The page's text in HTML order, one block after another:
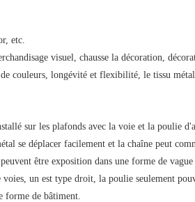
etc.
visuel, chausse la décoration,
couleurs, longévité et flexibilité, le tissu
sur les plafonds avec la voie et la poulie
se déplacer facilement et la chaîne peut
être exposition dans une forme de
un est type droit, la poulie seulement
forme de bâtiment.